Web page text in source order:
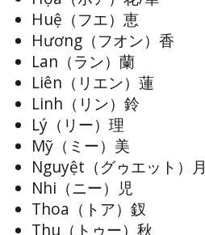
Huệ（フエ）恵
Hương（フオン）香
Lan（ラン）蘭
Liên（リエン）蓮
Linh（リン）鈴
Lý（リー）理
Mỹ（ミー）美
Nguyệt（グゥエット）月
Nhi（ニー）児
Thoa（トア）釵
Thu（トゥー）秋